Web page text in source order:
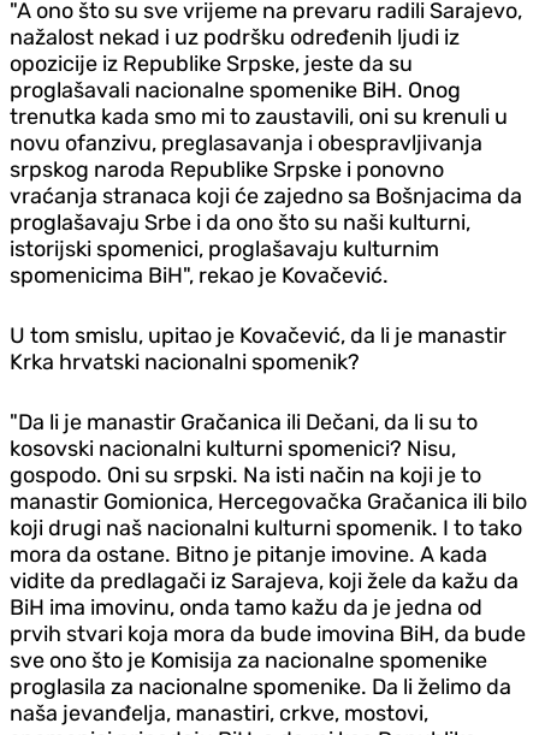
"A ono što su sve vrijeme na prevaru radili Sarajevo,
nažalost nekad i uz podršku određenih ljudi iz
opozicije iz Republike Srpske, jeste da su
proglašavali nacionalne spomenike BiH. Onog
trenutka kada smo mi to zaustavili, oni su krenuli u
novu ofanzivu, preglasavanja i obespravljivanja
srpskog naroda Republike Srpske i ponovno
vraćanja stranaca koji će zajedno sa Bošnjacima da
proglašavaju Srbe i da ono što su naši kulturni,
istorijski spomenici, proglašavaju kulturnim
spomenicima BiH", rekao je Kovačević.
U tom smislu, upitao je Kovačević, da li je manastir
Krka hrvatski nacionalni spomenik?
"Da li je manastir Gračanica ili Dečani, da li su to
kosovski nacionalni kulturni spomenici? Nisu,
gospodo. Oni su srpski. Na isti način na koji je to
manastir Gomionica, Hercegovačka Gračanica ili bilo
koji drugi naš nacionalni kulturni spomenik. I to tako
mora da ostane. Bitno je pitanje imovine. A kada
vidite da predlagači iz Sarajeva, koji žele da kažu da
BiH ima imovinu, onda tamo kažu da je jedna od
prvih stvari koja mora da bude imovina BiH, da bude
sve ono što je Komisija za nacionalne spomenike
proglasila za nacionalne spomenike. Da li želimo da
naša jevanđelja, manastiri, crkve, mostovi,